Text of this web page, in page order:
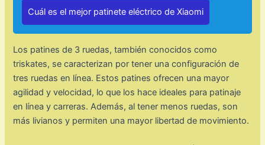
Cuál es el mejor patinete eléctrico de Xiaomi
Los patines de 3 ruedas, también conocidos como
triskates, se caracterizan por tener una configuración de
tres ruedas en línea. Estos patines ofrecen una mayor
agilidad y velocidad, lo que los hace ideales para patinaje
en línea y carreras. Además, al tener menos ruedas, son
más livianos y permiten una mayor libertad de movimiento.